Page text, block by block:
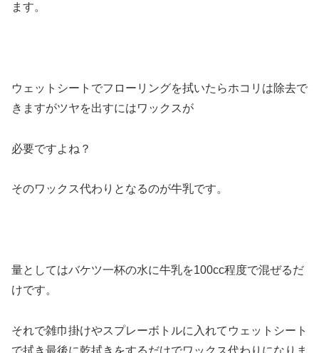
ます。
ウェットシートでフローリングを拭いたらホコリは除去で
きますがツヤを出すにはワックスが
必要ですよね？
そのワックス代わりとなるのが牛乳です。
量としてはバケツ一杯の水に牛乳を100cc程度で混ぜるだ
けです。
それで雑巾掛けやスプレーボトルに入れてウェットシート
で拭き最後に乾拭きをするだけでワックス代わりになりま